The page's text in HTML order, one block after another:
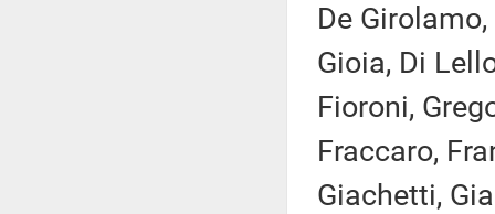
De
Gioia, Di
Fioroni,
Fraccaro,
Giachetti,